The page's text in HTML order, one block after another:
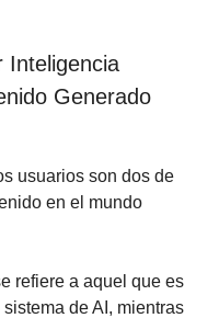
Inteligencia
Generado
usuarios son dos de
en el mundo
refiere a aquel que es
de AI, mientras